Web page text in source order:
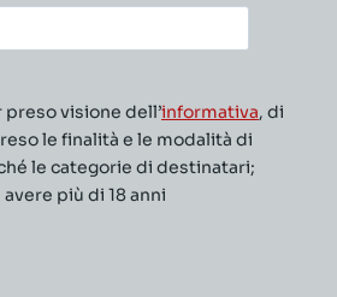
visione dell’informativa, di
le finalità e le modalità di
le categorie di destinatari;
più di 18 anni